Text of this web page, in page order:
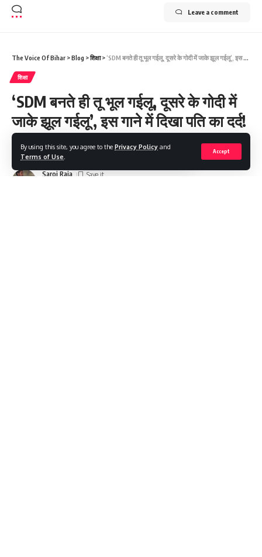
By using this site, you agree to the Privacy Policy and
Terms of Use
Accept
Leave a comment
The Voice Of Bihar >Blog >शिक्षा> ‘SDM बनते ही तू भूल गईलू, दूसरे के गोदी में जाके झूल गईलू’, इस गाने में दिखा पति का दर्द!
शिक्षा
‘SDM बनते ही तू भूल गईलू, दूसरे के गोदी में
जाके झूल गईलू’, इस गाने में दिखा पति का दर्द!
Saroj Raja
Share 3 Min Read